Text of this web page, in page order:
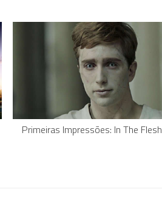
Primeiras Impressões: In The Flesh